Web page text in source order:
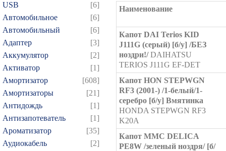
USB
[6]
Автомобильное
[6]
Автомобильный
[6]
Адаптер
[3]
Аккумулятор
[2]
Активатор
[1]
Амортизатор
[608]
Амортизаторы
[21]
Антидождь
[1]
Антизапотеватель
[1]
Ароматизатор
[35]
Аудиокабель
[2]
Наименование
Капот DAI Terios KID
J111G (серый) [б/у] /БЕЗ
ноздри!/DAIHATSU
TERIOS J111G EF-DET
Капот HON STEPWGN
RF3 (2001-) /1-белый/1-
серебро [б/у] Вмятинка
HONDA STEPWGN RF3
K20A
Капот MMC DELICA
PE8W /зеленый ноздря/ [б/